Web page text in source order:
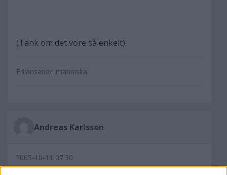
(Tänk om det vore så enkelt)
Frilansande människa
Andreas Karlsson
2005-10-11 07:30